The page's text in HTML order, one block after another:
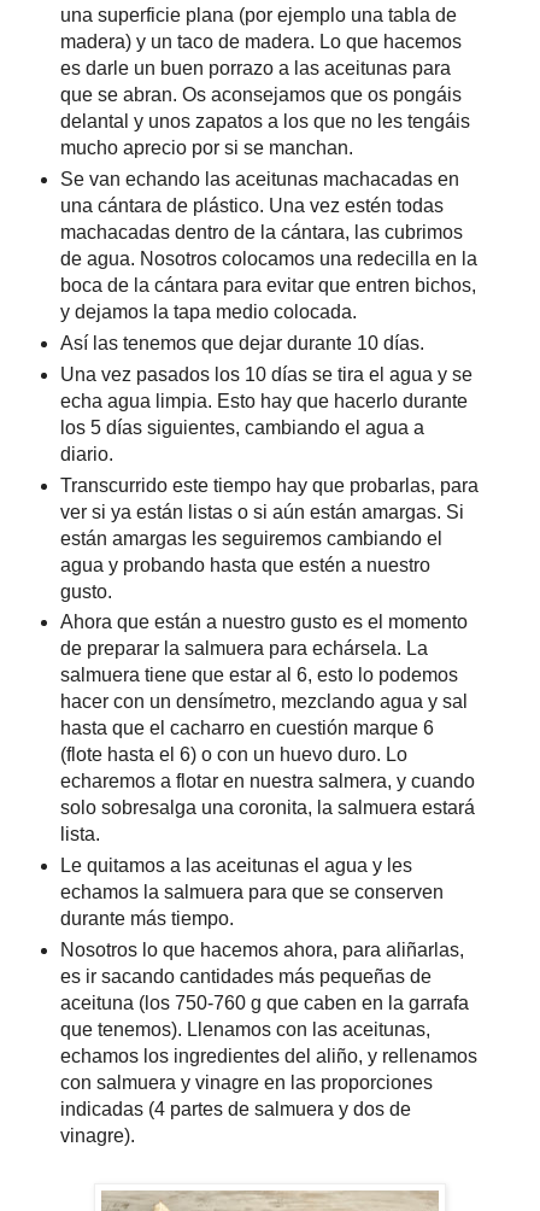
una superficie plana (por ejemplo una tabla de
madera) y un taco de madera. Lo que hacemos
es darle un buen porrazo a las aceitunas para
que se abran. Os aconsejamos que os pongáis
delantal y unos zapatos a los que no les tengáis
mucho aprecio por si se manchan.
Se van echando las aceitunas machacadas en
una cántara de plástico. Una vez estén todas
machacadas dentro de la cántara, las cubrimos
de agua. Nosotros colocamos una redecilla en la
boca de la cántara para evitar que entren bichos,
y dejamos la tapa medio colocada.
Así las tenemos que dejar durante 10 días.
Una vez pasados los 10 días se tira el agua y se
echa agua limpia. Esto hay que hacerlo durante
los 5 días siguientes, cambiando el agua a
diario.
Transcurrido este tiempo hay que probarlas, para
ver si ya están listas o si aún están amargas. Si
están amargas les seguiremos cambiando el
agua y probando hasta que estén a nuestro
gusto.
Ahora que están a nuestro gusto es el momento
de preparar la salmuera para echársela. La
salmuera tiene que estar al 6, esto lo podemos
hacer con un densímetro, mezclando agua y sal
hasta que el cacharro en cuestión marque 6
(flote hasta el 6) o con un huevo duro. Lo
echaremos a flotar en nuestra salmera, y cuando
solo sobresalga una coronita, la salmuera estará
lista.
Le quitamos a las aceitunas el agua y les
echamos la salmuera para que se conserven
durante más tiempo.
Nosotros lo que hacemos ahora, para aliñarlas,
es ir sacando cantidades más pequeñas de
aceituna (los 750-760 g que caben en la garrafa
que tenemos). Llenamos con las aceitunas,
echamos los ingredientes del aliño, y rellenamos
con salmuera y vinagre en las proporciones
indicadas (4 partes de salmuera y dos de
vinagre).